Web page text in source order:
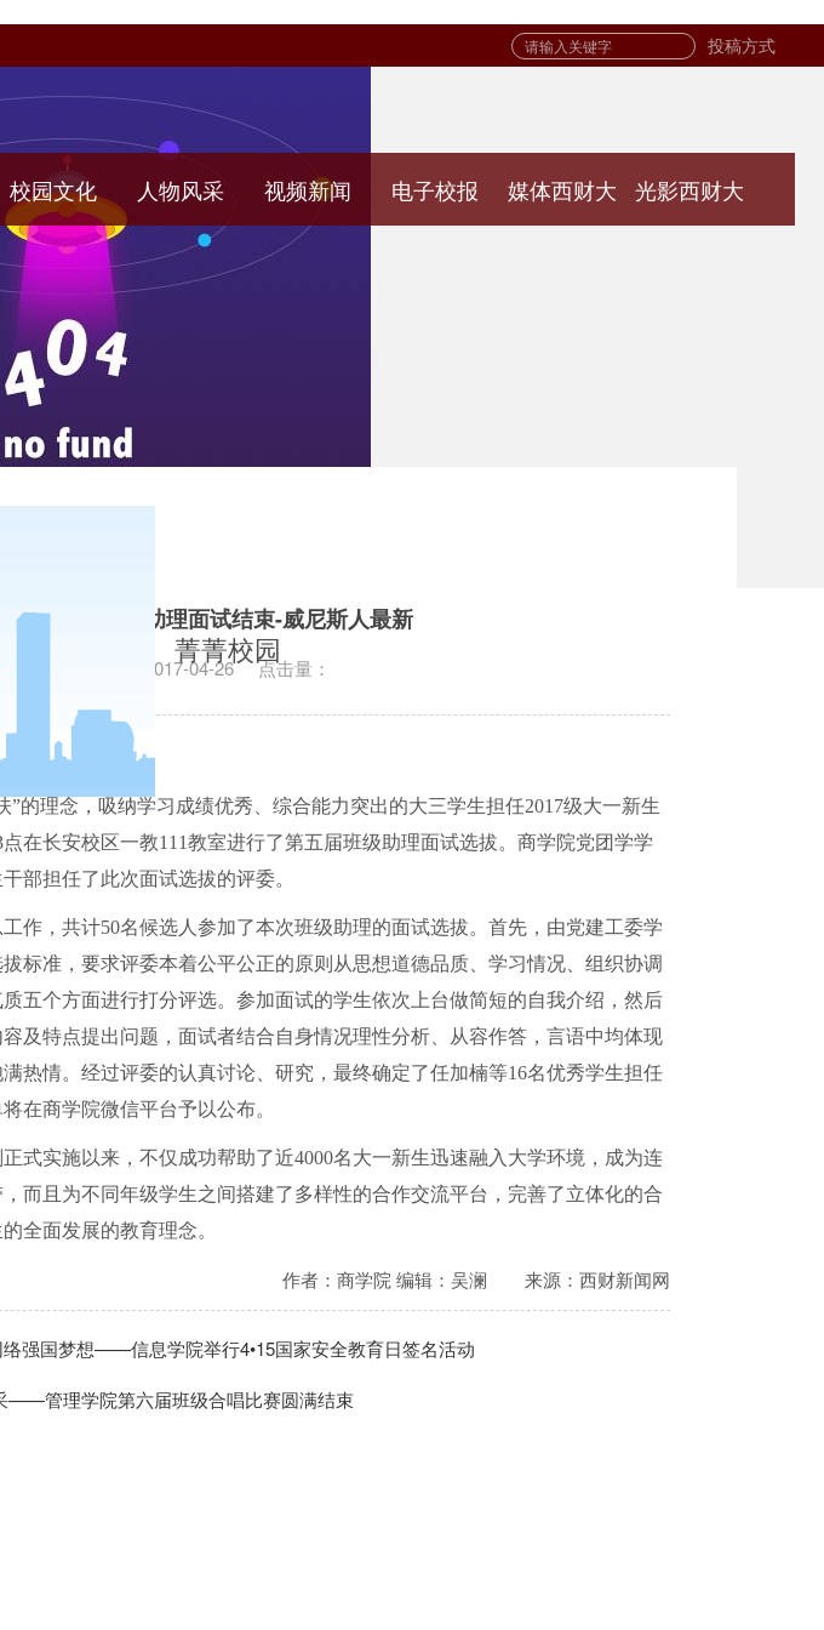
投稿方式
校园文化 人物风采 视频新闻 电子校报 媒体西财大 光影西财大
菁菁校园
学院第五届班级助理面试结束-威尼斯人最新
发布日期：2017-04-26 点击量：
”的理念，吸纳学习成绩优秀、综合能力突出的大三学生担任2017级大一新生
点在长安校区一教111教室进行了第五届班级助理面试选拔。商学院党团学学
部担任了此次面试选拔的评委。
作，共计50名候选人参加了本次班级助理的面试选拔。首先，由党建工委学
标准，要求评委本着公平公正的原则从思想道德品质、学习情况、组织协调
五个方面进行打分评选。参加面试的学生依次上台做简短的自我介绍，然后
及特点提出问题，面试者结合自身情况理性分析、从容作答，言语中均体现
热情。经过评委的认真讨论、研究，最终确定了任加楠等16名优秀学生担任
在商学院微信平台予以公布。
式实施以来，不仅成功帮助了近4000名大一新生迅速融入大学环境，成为连
而且为不同年级学生之间搭建了多样性的合作交流平台，完善了立体化的合
全面发展的教育理念。
作者：商学院 编辑：吴澜 来源：西财新闻网
强国梦想——信息学院举行4•15国家安全教育日签名活动
——管理学院第六届班级合唱比赛圆满结束